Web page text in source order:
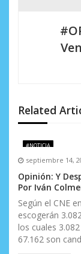
d
e
n
t
r
a
Related
#NOTICIA
septiembre 14,
Opinión: Y
Por Iván
Según el CNE
escogerán
los cuales
67.162 son